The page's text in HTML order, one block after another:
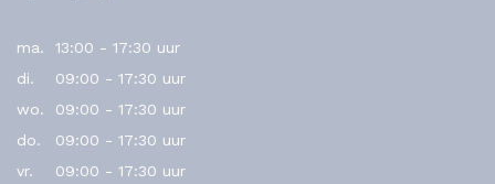
ma.
13:00 - 17:30 uur
di.
09:00 - 17:30 uur
wo.
09:00 - 17:30 uur
do.
09:00 - 17:30 uur
vr.
09:00 - 17:30 uur